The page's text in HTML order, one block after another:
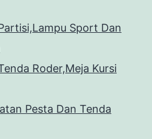
Sport Dan
Roder,Meja Kursi
Pesta Dan Tenda